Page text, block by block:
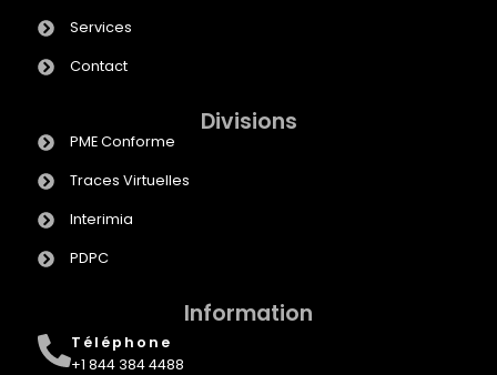
Services
Contact
Divisions
PME Conforme
Traces Virtuelles
Interimia
PDPC
Information
Téléphone
+1 844 384 4488